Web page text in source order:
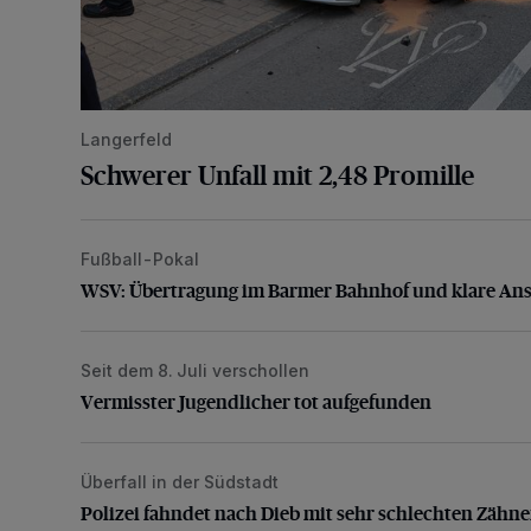
Langerfeld
Schwerer Unfall mit 2,48 Promille
WSV: Übertragung im Barmer Bahnhof und klare
Fußball-Pokal
WSV: Übertragung im Barmer Bahnhof und klare
Vermisster Jugendlicher tot aufgefunden
Seit dem 8. Juli verschollen
Vermisster Jugendlicher tot aufgefunden
Polizei fahndet nach Dieb mit sehr schlechten Zähnen
Überfall in der Südstadt
Polizei fahndet nach Dieb mit sehr schlechten